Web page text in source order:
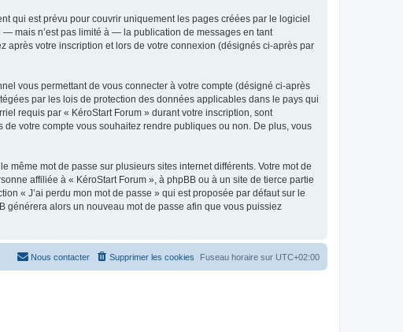
qui est prévu pour couvrir uniquement les pages créées par le logiciel
mais n’est pas limité à — la publication de messages en tant
après votre inscription et lors de votre connexion (désignés ci-après par
vous permettant de vous connecter à votre compte (désigné ci-après
par les lois de protection des données applicables dans le pays qui
requis par « KéroStart Forum » durant votre inscription, sont
votre compte vous souhaitez rendre publiques ou non. De plus, vous
même mot de passe sur plusieurs sites internet différents. Votre mot de
affiliée à « KéroStart Forum », à phpBB ou à un site de tierce partie
« J’ai perdu mon mot de passe » qui est proposée par défaut sur le
générera alors un nouveau mot de passe afin que vous puissiez
Fuseau horaire sur UTC+02:00
Supprimer les cookies
Nous contacter